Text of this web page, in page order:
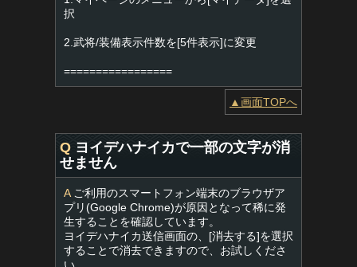
択
2.武将/装備表示件数を[5件表示]に変更
=================
▲画面TOPへ
Q ヨイデハナイカで一部の文字が消
せません
Aご利用のスマートフォン端末のブラウザア
プリ(Google Chrome)が原因となって稀に発
生することを確認しています。
ヨイデハナイカ送信画面の、[消去する]を選択
することで消去できますので、お試しくださ